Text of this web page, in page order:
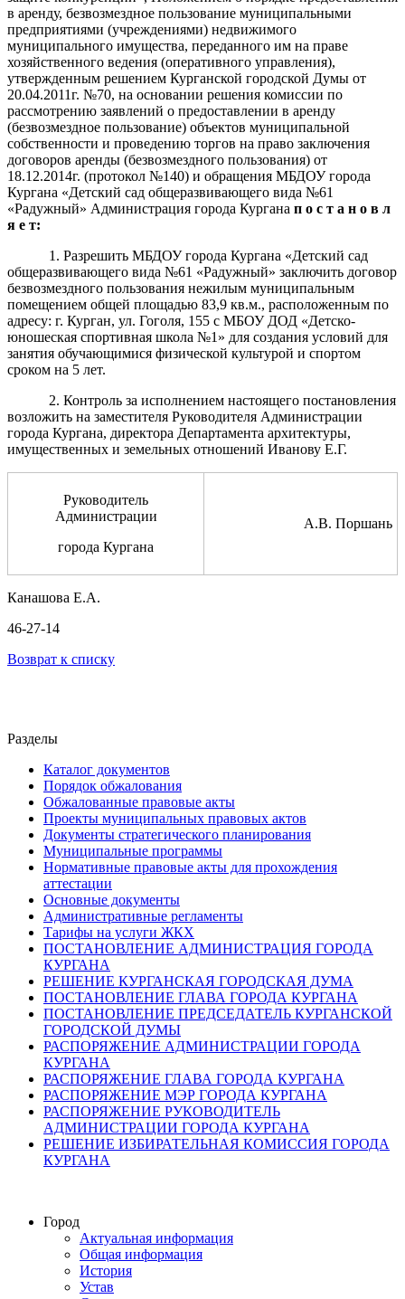
в аренду, безвозмездное пользование муниципальными
предприятиями (учреждениями) недвижимого
муниципального имущества, переданного им на праве
хозяйственного ведения (оперативного управления),
утвержденным решением Курганской городской Думы от
20.04.2011г. №70, на основании решения комиссии по
рассмотрению заявлений о предоставлении в аренду
(безвозмездное пользование) объектов муниципальной
собственности и проведению торгов на право заключения
договоров аренды (безвозмездного пользования) от
18.12.2014г. (протокол №140) и обращения МБДОУ города
Кургана «Детский сад общеразвивающего вида №61
«Радужный» Администрация города Кургана п о с т а н о в л
я е т:
1. Разрешить МБДОУ города Кургана «Детский сад
общеразвивающего вида №61 «Радужный» заключить договор
безвозмездного пользования нежилым муниципальным
помещением общей площадью 83,9 кв.м., расположенным по
адресу: г. Курган, ул. Гоголя, 155 с МБОУ ДОД «Детско-
юношеская спортивная школа №1» для создания условий для
занятия обучающимися физической культурой и спортом
сроком на 5 лет.
2. Контроль за исполнением настоящего постановления
возложить на заместителя Руководителя Администрации
города Кургана, директора Департамента архитектуры,
имущественных и земельных отношений Иванову Е.Г.
Руководитель
Администрации
города Кургана
А.В. Поршань
Канашова Е.А.
46-27-14
Возврат к списку
Разделы
Каталог документов
Порядок обжалования
Обжалованные правовые акты
Проекты муниципальных правовых актов
Документы стратегического планирования
Муниципальные программы
Нормативные правовые акты для прохождения
аттестации
Основные документы
Административные регламенты
Тарифы на услуги ЖКХ
ПОСТАНОВЛЕНИЕ АДМИНИСТРАЦИЯ ГОРОДА
КУРГАНА
РЕШЕНИЕ КУРГАНСКАЯ ГОРОДСКАЯ ДУМА
ПОСТАНОВЛЕНИЕ ГЛАВА ГОРОДА КУРГАНА
ПОСТАНОВЛЕНИЕ ПРЕДСЕДАТЕЛЬ КУРГАНСКОЙ
ГОРОДСКОЙ ДУМЫ
РАСПОРЯЖЕНИЕ АДМИНИСТРАЦИИ ГОРОДА
КУРГАНА
РАСПОРЯЖЕНИЕ ГЛАВА ГОРОДА КУРГАНА
РАСПОРЯЖЕНИЕ МЭР ГОРОДА КУРГАНА
РАСПОРЯЖЕНИЕ РУКОВОДИТЕЛЬ
АДМИНИСТРАЦИИ ГОРОДА КУРГАНА
РЕШЕНИЕ ИЗБИРАТЕЛЬНАЯ КОМИССИЯ ГОРОДА
КУРГАНА
Город
Актуальная информация
Общая информация
История
Устав